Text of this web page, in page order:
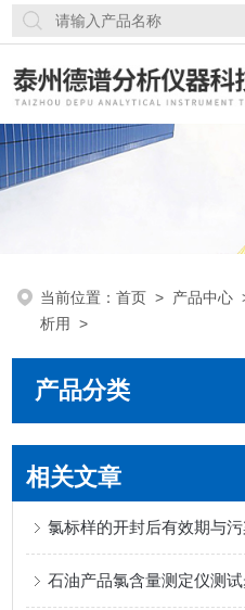
当前位置：首页 > 产品中心
析用
>
产品分类
相关文章
氯标样的开封后有效期与
石油产品氯含量测定仪测